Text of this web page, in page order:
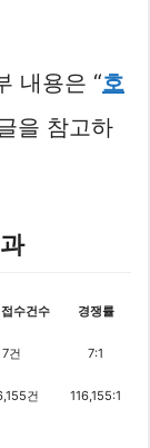
내용은 “호
을 참고하
수건수 경쟁률
7건 7:1
건 116,155:1